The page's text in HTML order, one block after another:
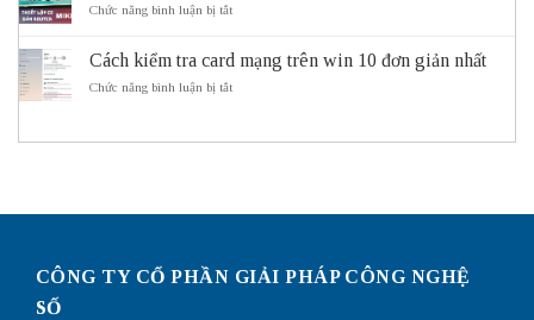
thông
minh
ITS
động
sử
dụng
Subnetting
Chức năng bình luận bị tắtở
cấu
Cách kiểm tra card mạng trên win 10 đơn giản nhất
Chức năng bình luận bị tắtở
tra
win
nhất
CÔNG TY CỔ PHẦN GIẢI PHÁP CÔNG NGHỆ
SỐ